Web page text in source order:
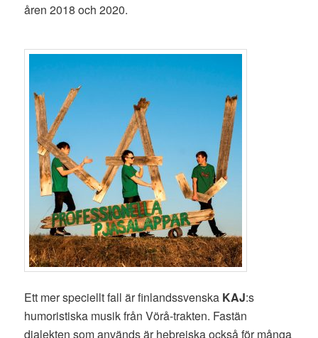
åren 2018 och 2020.
Ett mer speciellt fall är finlandssvenska KAJ:s
humoristiska musik från Vörå-trakten. Fastän
dialekten som används är hebreiska också för många